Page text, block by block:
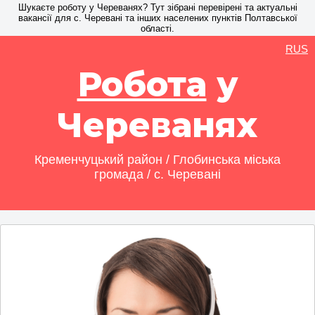
Шукаєте роботу у Череванях? Тут зібрані перевірені та актуальні
вакансії для с. Черевані та інших населених пунктів Полтавської
області.
Робота у
Череванях
Кременчуцький район / Глобинська міська
громада / с. Черевані
RUS